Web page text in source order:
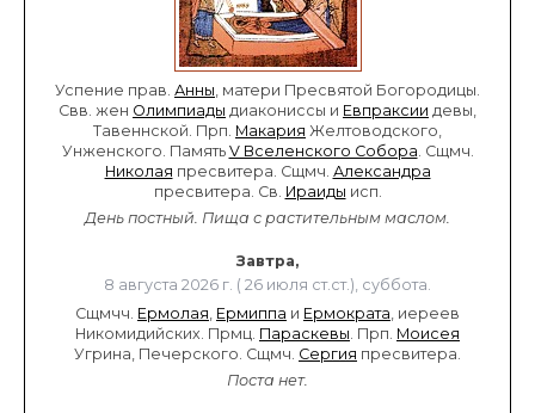
Успение прав. Анны , матери Пресвятой Богородицы.
Свв. жен Олимпиады диакониссы и Евпраксии девы,
Тавеннской. Прп. Макария Желтоводского,
Унженского. Память V Вселенского Собора . Сщмч.
Николая пресвитера. Сщмч. Александра
пресвитера. Св. Ираиды исп.
День постный. Пища с растительным маслом.
Завтра,
8 августа 2026 г. ( 26 июля ст.ст.), суббота.
Сщмчч. Ермолая Ермиппа и Ермократа , иереев
Никомидийских. Прмц. Параскевы . Прп. Моисея
Угрина, Печерского. Сщмч. Сергия пресвитера.
Поста нет.